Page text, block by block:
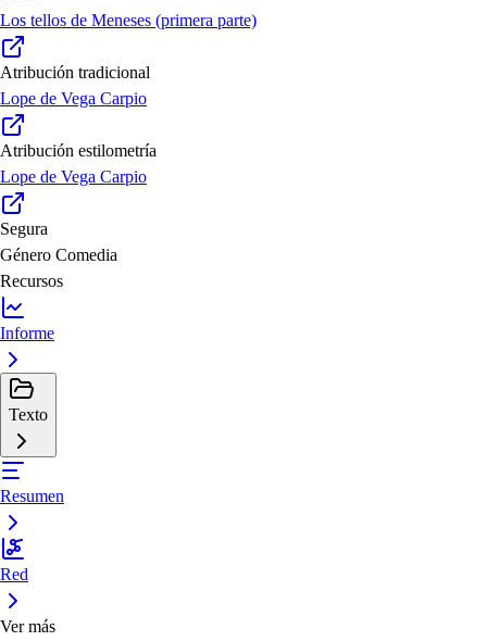
Los tellos de Meneses (primera parte)
Atribución tradicional
Lope de Vega Carpio
Atribución estilometría
Lope de Vega Carpio
Segura
Género Comedia
Recursos
Informe
Texto
Resumen
Red
Ver más